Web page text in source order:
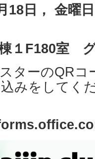
18日， 金曜
１F180室
ターのQRコ
みをしてく